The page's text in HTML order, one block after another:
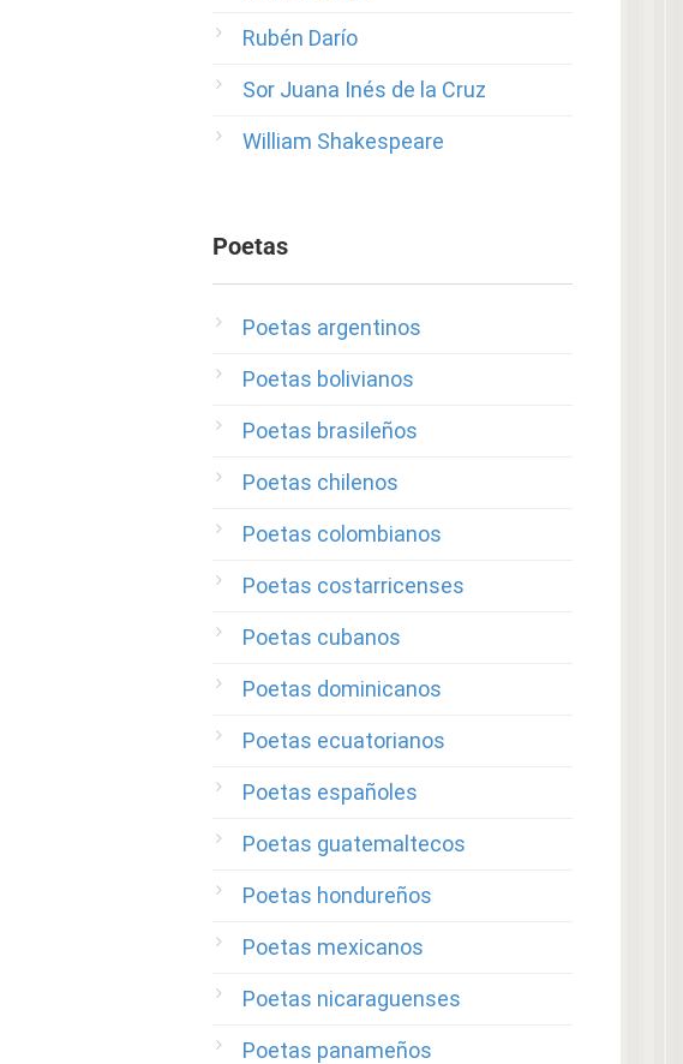
Rubén Darío
Sor Juana Inés de la Cruz
William Shakespeare
Poetas
Poetas argentinos
Poetas bolivianos
Poetas brasileños
Poetas chilenos
Poetas colombianos
Poetas costarricenses
Poetas cubanos
Poetas dominicanos
Poetas ecuatorianos
Poetas españoles
Poetas guatemaltecos
Poetas hondureños
Poetas mexicanos
Poetas nicaraguenses
Poetas panameños